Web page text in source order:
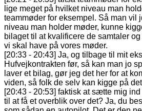
lige meget på hvilket niveau man
teammøder for eksempel. Så man vil
niveau man holder møder, kunne
bilaget til at kvalificere de samtaler
vi skal have på vores møder.
[20:33 - 20:43] Ja, og tilbage til mit
Hufvejkontrakten før, så kan man jo
laver et bilag, gør jeg det her for at
viden, så folk de selv kan kigge på
[20:43 - 20:53] faktisk at sætte mig
til at få et overblik over det? Ja, du